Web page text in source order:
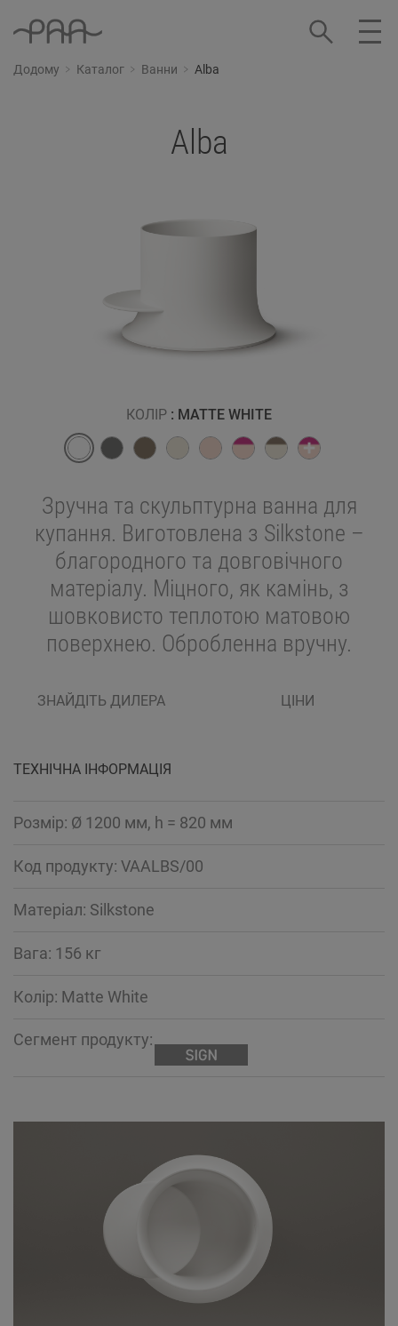
Додому Каталог Ванни Alba
Alba
КОЛІР : MATTE WHITE
Зручна та скульптурна ванна для
купання. Виготовлена з Silkstone –
благородного та довговічного
матеріалу. Міцного, як камінь, з
шовковисто теплотою матовою
поверхнею. Обробленна вручну.
ЗНАЙДІТЬ ДИЛЕРА ЦІНИ
ТЕХНІЧНА ІНФОРМАЦІЯ
Розмір: Ø 1200 мм, h = 820 мм
Код продукту: VAALBS/00
Mатеріал: Silkstone
Вага: 156 кг
Колір: Matte White
Сегмент продукту: